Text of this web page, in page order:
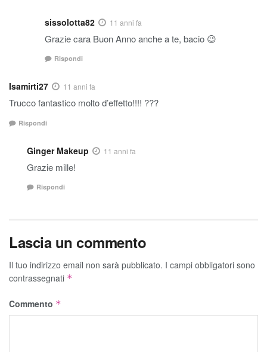
sissolotta82 11 anni fa
Grazie cara Buon Anno anche a te, bacio 😉
Rispondi
Isamirti27 11 anni fa
Trucco fantastico molto d’effetto!!!! ???
Rispondi
Ginger Makeup 11 anni fa
Grazie mille!
Rispondi
Lascia un commento
Il tuo indirizzo email non sarà pubblicato. I campi obbligatori sono
contrassegnati *
Commento *